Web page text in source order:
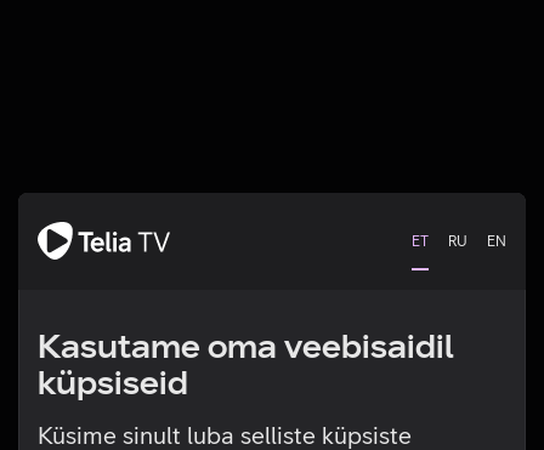
ET RU EN
Kasutame oma veebisaidil
küpsiseid
Küsime sinult luba selliste küpsiste